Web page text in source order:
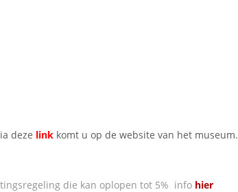
deze link komt u op de website van het
die kan oplopen tot 5% info hier